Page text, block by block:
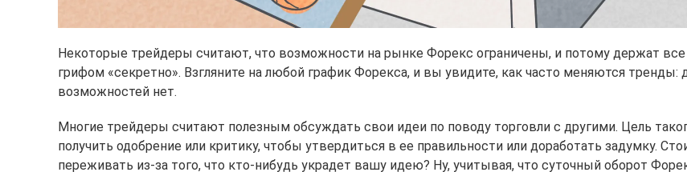
Некоторые трейдеры считают, что возможности на рынке Форекс ограничены, и потому держат
грифом «секретно». Взгляните на любой график Форекса, и вы увидите, как часто меняются тренды:
возможностей нет.
Многие трейдеры считают полезным обсуждать свои идеи по поводу торговли с другими. Цель
получить одобрение или критику, чтобы утвердиться в ее правильности или доработать задумку.
переживать из-за того, что кто-нибудь украдет вашу идею? Ну, учитывая, что суточный оборот